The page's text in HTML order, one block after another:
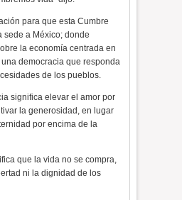
para que esta Cumbre
sede a México; donde
la economía centrada en
democracia que responda
de los pueblos.
significa elevar el amor por
la generosidad, en lugar
por encima de la
que la vida no se compra,
ni la dignidad de los